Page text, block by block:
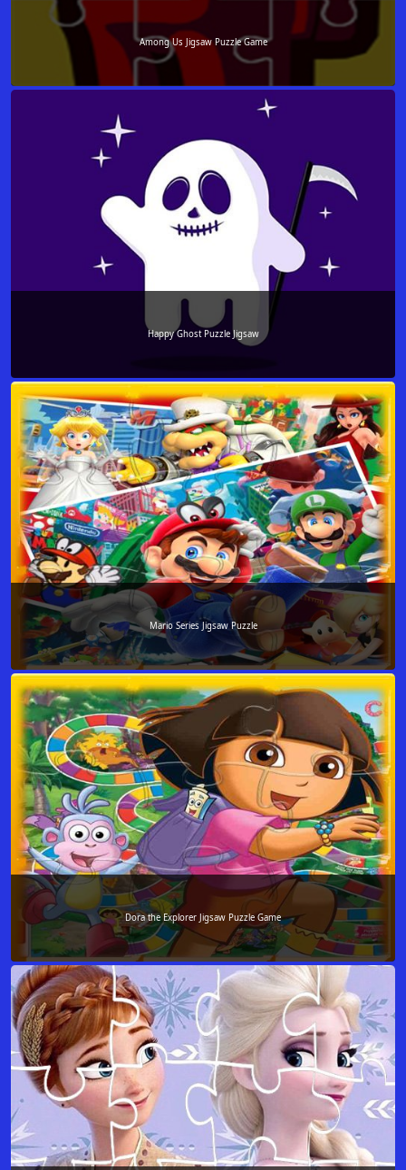
Among Us Jigsaw Puzzle Game
Happy Ghost Puzzle Jigsaw
Mario Series Jigsaw Puzzle
Dora the Explorer Jigsaw Puzzle Game